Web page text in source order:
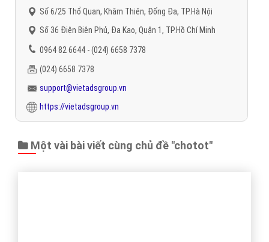
Số 6/25 Thổ Quan, Khâm Thiên, Đống Đa, TP.Hà Nội
Số 36 Điện Biên Phủ, Đa Kao, Quận 1, TP.Hồ Chí Minh
0964 82 6644 - (024) 6658 7378
(024) 6658 7378
support@vietadsgroup.vn
https://vietadsgroup.vn
Một vài bài viết cùng chủ đề "chotot"